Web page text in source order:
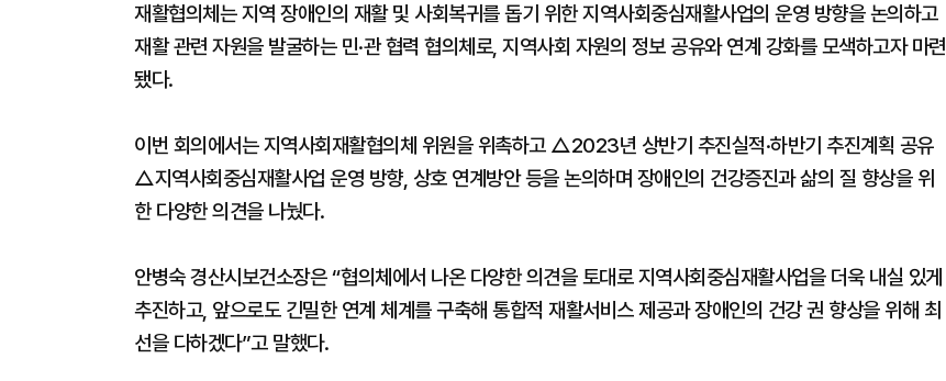
재활협의체는 지역 장애인의 재활 및 사회복귀를 돕기 위한 지역사회중심재활사업의 운영 방향을 논의하고
재활 관련 자원을 발굴하는 민·관 협력 협의체로, 지역사회 자원의 정보 공유와 연계 강화를 모색하고자 마련
됐다.
이번 회의에서는 지역사회재활협의체 위원을 위촉하고 △2023년 상반기 추진실적·하반기 추진계획 공유
△지역사회중심재활사업 운영 방향, 상호 연계방안 등을 논의하며 장애인의 건강증진과 삶의 질 향상을 위
한 다양한 의견을 나눴다.
안병숙 경산시보건소장은 “협의체에서 나온 다양한 의견을 토대로 지역사회중심재활사업을 더욱 내실 있게
추진하고, 앞으로도 긴밀한 연계 체계를 구축해 통합적 재활서비스 제공과 장애인의 건강 권 향상을 위해 최
선을 다하겠다”고 말했다.